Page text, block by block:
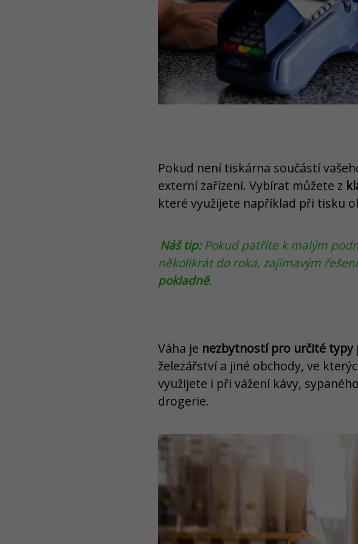
Pokud není tiskárna součástí
externí zařízení. Vybírat můžete z
které využijete například při tisku
Náš tip:Pokud patříte k malým
několikrát do roka, zajímavým
pokladně.
Váha je nezbytností pro určité typy
železářství a jiné obchody, ve
využijete i při vážení kávy,
drogerie.